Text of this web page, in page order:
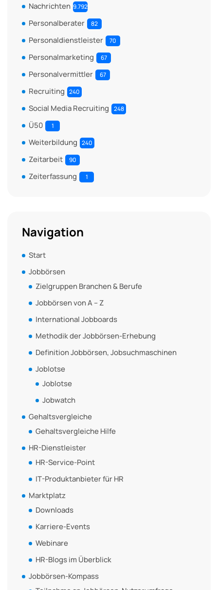
Nachrichten 9.792
Personalberater 82
Personaldienstleister 70
Personalmarketing 67
Personalvermittler 67
Recruiting 240
Social Media Recruiting 248
Ü50 1
Weiterbildung 240
Zeitarbeit 90
Zeiterfassung 1
Navigation
Start
Jobbörsen
Zielgruppen Branchen & Berufe
Jobbörsen von A – Z
International Jobboards
Methodik der Jobbörsen-Erhebung
Definition Jobbörsen, Jobsuchmaschinen
Joblotse
Joblotse
Jobwatch
Gehaltsvergleiche
Gehaltsvergleiche Hilfe
HR-Dienstleister
HR-Service-Point
IT-Produktanbieter für HR
Marktplatz
Downloads
Karriere-Events
Webinare
HR-Blogs im Überblick
Jobbörsen-Kompass